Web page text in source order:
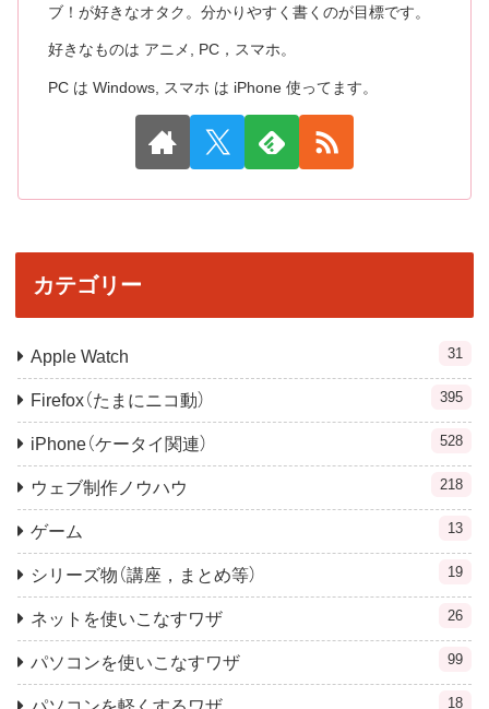
ブ！が好きなオタク。分かりやすく書くのが目標です。
好きなものは アニメ, PC，スマホ。
PC は Windows, スマホ は iPhone 使ってます。
カテゴリー
Apple Watch 31
Firefox（たまにニコ動） 395
iPhone（ケータイ関連） 528
ウェブ制作ノウハウ 218
ゲーム 13
シリーズ物（講座，まとめ等） 19
ネットを使いこなすワザ 26
パソコンを使いこなすワザ 99
18